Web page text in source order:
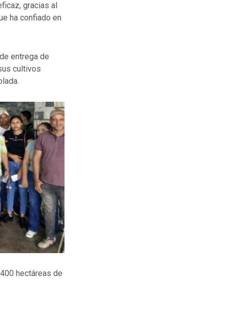
gracias al
ha confiado en
entrega de
cultivos
hectáreas de